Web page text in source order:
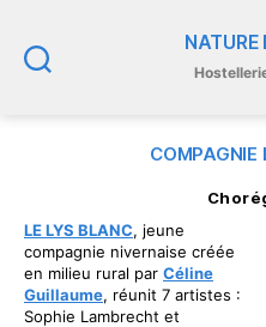
NATURE
COMPAGNIE
LE LYS BLANC, jeune
compagnie nivernaise créée
en milieu rural par Céline
Guillaume, réunit 7 artistes :
Sophie Lambrecht et